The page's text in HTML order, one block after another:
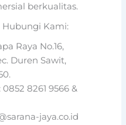
berkualitas.
Hubungi Kami:
Raya No.16,
Duren Sawit,
8261 9566 &
jaya.co.id